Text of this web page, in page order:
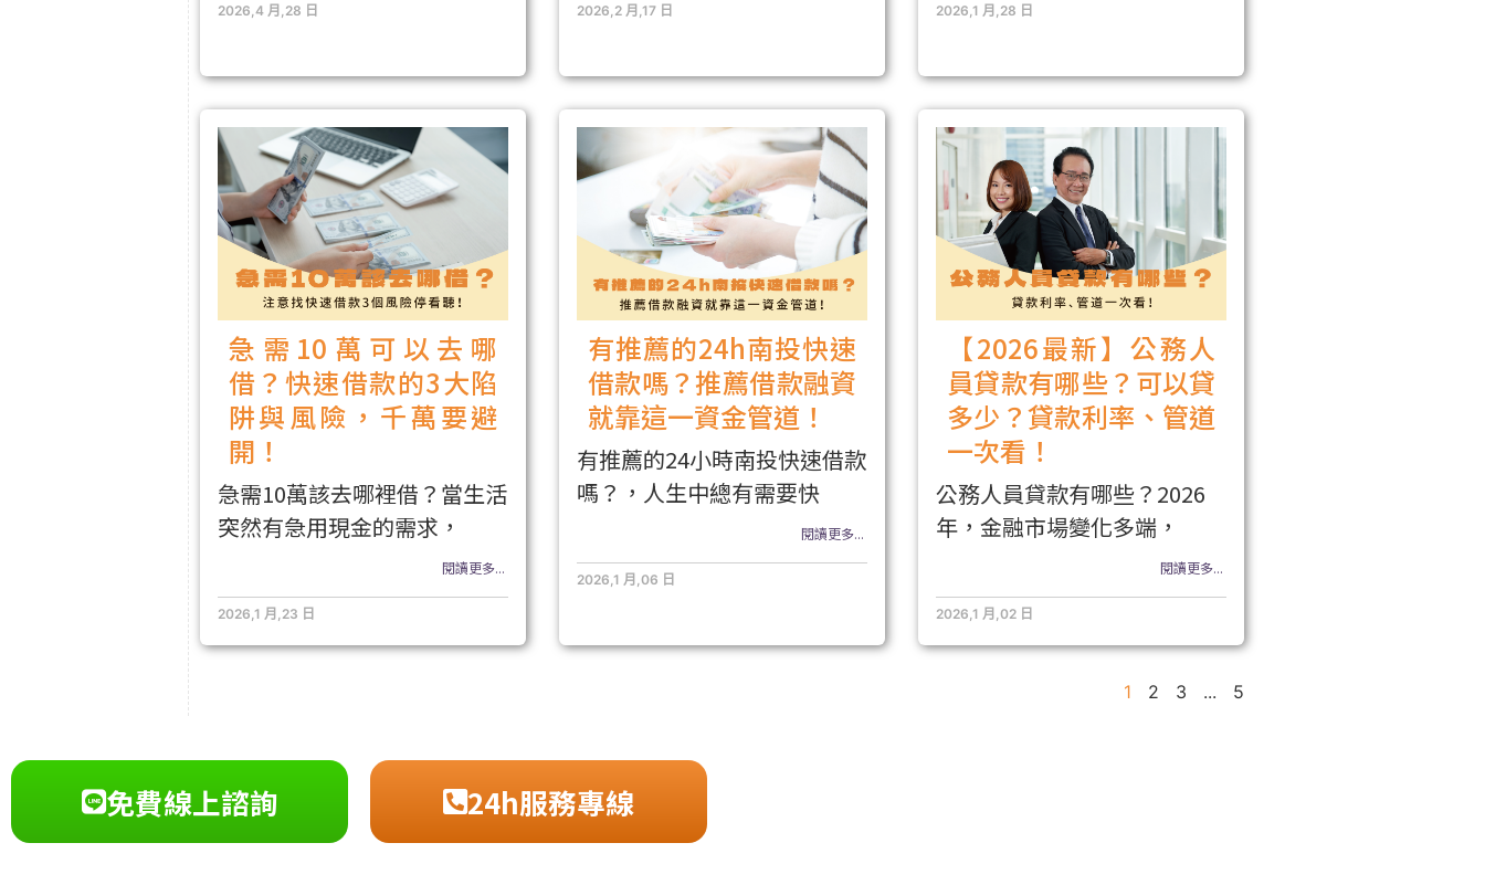
2026,4 月,28 日 2026,2 月,17 日 2026,1 月,28 日
急需10萬可以去哪
借？快速借款的3大陷
阱與風險，千萬要避
開！
急需10萬該去哪裡借？當生活
突然有急用現金的需求，
閱讀更多...
2026,1 月,23 日
有推薦的24h南投快速
借款嗎？推薦借款融資
就靠這一資金管道！
有推薦的24小時南投快速借款
嗎？，人生中總有需要快
閱讀更多...
2026,1 月,06 日
【2026最新】公務人
員貸款有哪些？可以貸
多少？貸款利率、管道
一次看！
公務人員貸款有哪些？2026
年，金融市場變化多端，
閱讀更多...
2026,1 月,02 日
1 2 3 ... 5
免費線上諮詢 24h服務專線